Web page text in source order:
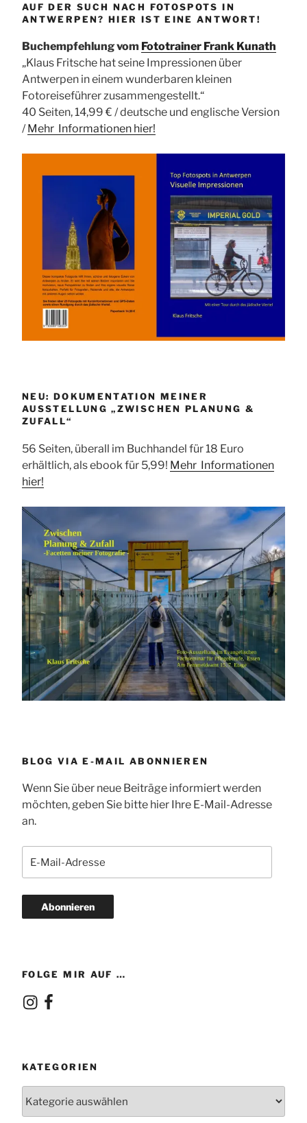
AUF DER SUCH NACH FOTOSPOTS IN
ANTWERPEN? HIER IST EINE ANTWORT!
Buchempfehlung vom Fototrainer Frank Kunath
„Klaus Fritsche hat seine Impressionen über
Antwerpen in einem wunderbaren kleinen
Fotoreiseführer zusammengestellt.“
40 Seiten, 14,99 € / deutsche und englische Version
/ Mehr Informationen hier!
NEU: DOKUMENTATION MEINER
AUSSTELLUNG „ZWISCHEN PLANUNG &
ZUFALL“
56 Seiten, überall im Buchhandel für 18 Euro
erhältlich, als ebook für 5,99! Mehr Informationen
hier!
BLOG VIA E-MAIL ABONNIEREN
Wenn Sie über neue Beiträge informiert werden
möchten, geben Sie bitte hier Ihre E-Mail-Adresse
an.
Mail-
Abonnieren
FOLGE MIR AUF …
Instagram
Facebook
KATEGORIEN